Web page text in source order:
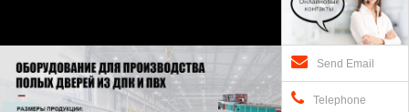
Send Email
Telephone